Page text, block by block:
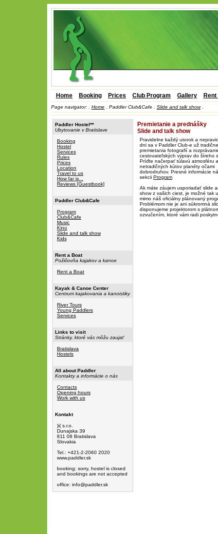
Home Booking Prices Club Program Gallery
Page navigator: Home Paddler Club&Cafe . Slide and talk show.
Paddler Hostel**
Ubytovanie v Bratislave
Booking
Hostel
Services
Rules
Prices
Location
Travel to us
How far is...
Reviews [Guestbook]
Paddler Club&Cafe
Program
Club&Cafe
Music
Kino
Slide and talk show
Kids
Rent a Boat
Požičovňa kajakov a kanoe
Rent a Boat
Kayak & Canoe Center
Centrum kajakovania a kanoistiky
River Tours
Young Paddlers
Services
Links to visit
Stránky, ktoré vás môžu zaujať
Bratislava
Hostels
All about Paddler
Kontakty a informácie o nás
Contacts
Opening hours
Work with us
Kontakt
)i( s.r.o.
Dunajska 39
811 08 Bratislava
Slovakia
Tel.: +421-2-2060 2020
www.paddler.sk
booking: sorry, hostel is closed
and bookings are not accepted
office: info@paddler.sk
Premietanie a prednášky
Slide and talk show
Pravidelne každý utorok a
dni sa v Paddler Club-e už
premietania fotografií a
cestovateľských výprav do šíreho
Príďte načerpať túlavú atmosféru
netradičných kútov planéty očami
dobrodruhov. Presné informácie
sekcii Program
Ak máte záujem usporiadať slide
show z vašich ciest, je možné tak
mimo náš oficiálny plánovaný
Problémom nie je ani súkromná
disponujeme projektorom s
ozvučením, ktoré vám radi